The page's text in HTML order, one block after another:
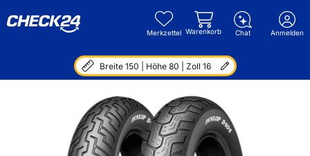
Merkzettel Warenkorb Chat Anmelden
Breite 150 | Höhe 80 | Zoll 16